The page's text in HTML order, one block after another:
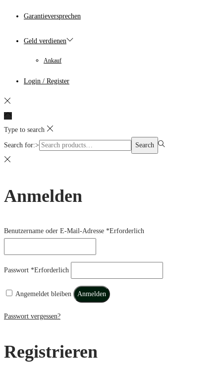
Garantieversprechen
Geld verdienen
Ankauf
Login / Register
Type to search
Search for:> Search
Anmelden
Benutzername oder E-Mail-Adresse *Erforderlich
Passwort *Erforderlich
Angemeldet bleiben Anmelden
Passwort vergessen?
Registrieren